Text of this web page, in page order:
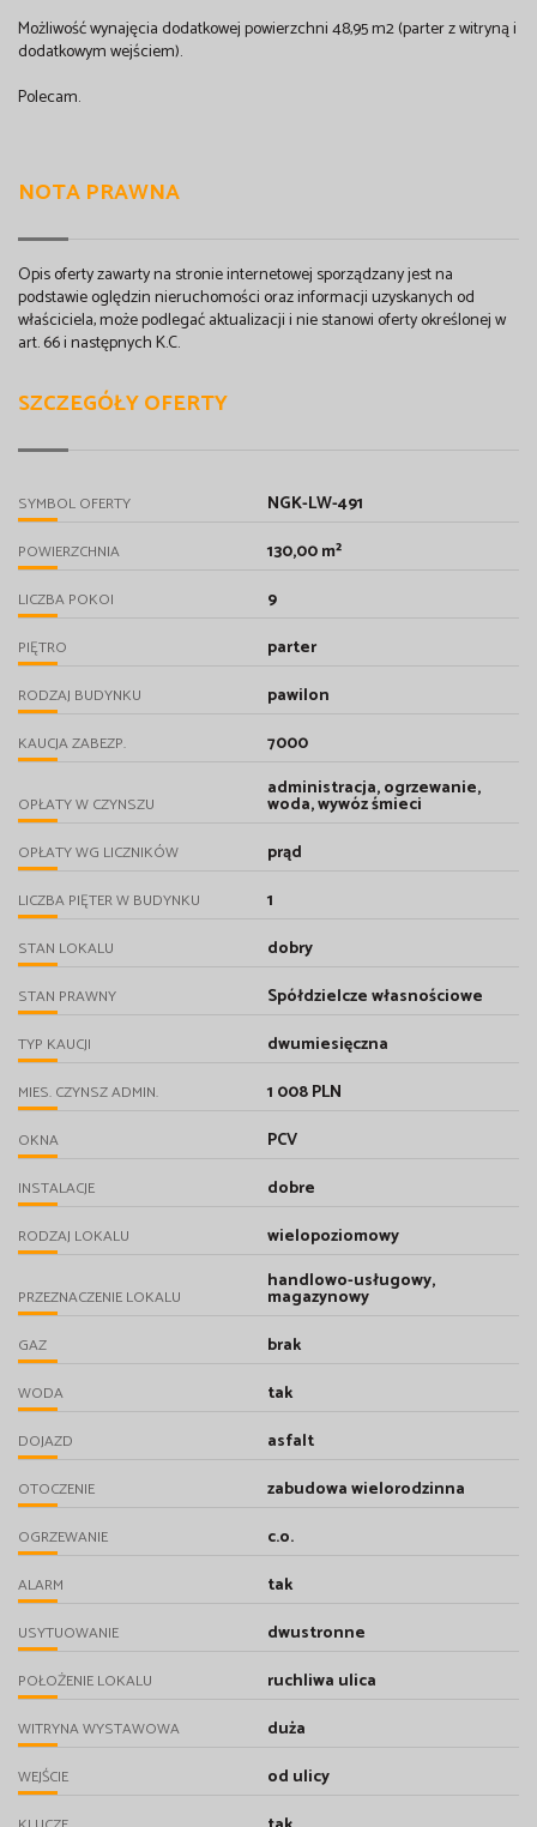
Możliwość wynajęcia dodatkowej powierzchni 48,95 m2 (parter z witryną i
dodatkowym wejściem).
Polecam.
NOTA PRAWNA
Opis oferty zawarty na stronie internetowej sporządzany jest na
podstawie oględzin nieruchomości oraz informacji uzyskanych od
właściciela, może podlegać aktualizacji i nie stanowi oferty określonej w
art. 66 i następnych K.C.
SZCZEGÓŁY OFERTY
SYMBOL OFERTY NGK-LW-491
POWIERZCHNIA 130,00 m²
LICZBA POKOI 9
PIĘTRO parter
RODZAJ BUDYNKU pawilon
KAUCJA ZABEZP. 7000
OPŁATY W CZYNSZU
administracja, ogrzewanie,
woda, wywóz śmieci
OPŁATY WG LICZNIKÓW prąd
LICZBA PIĘTER W BUDYNKU 1
STAN LOKALU dobry
STAN PRAWNY Spółdzielcze własnościowe
TYP KAUCJI dwumiesięczna
MIES. CZYNSZ ADMIN. 1 008 PLN
OKNA PCV
INSTALACJE dobre
RODZAJ LOKALU wielopoziomowy
PRZEZNACZENIE LOKALU
handlowo-usługowy,
magazynowy
GAZ brak
WODA tak
DOJAZD asfalt
OTOCZENIE zabudowa wielorodzinna
OGRZEWANIE c.o.
ALARM tak
USYTUOWANIE dwustronne
POŁOŻENIE LOKALU ruchliwa ulica
WITRYNA WYSTAWOWA duża
WEJŚCIE od ulicy